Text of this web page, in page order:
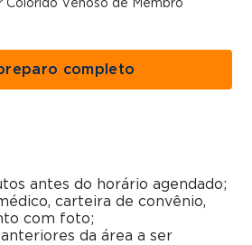
Colorido Venoso de Membro
completo
antes do horário agendado;
carteira de convênio,
com foto;
da área a ser